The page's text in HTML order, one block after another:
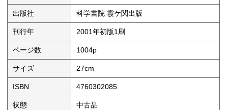
スレ、キズ、ヤケ、汚れ、使用感などあります
おりますのでご確認ください
出版社 科学書院 霞ケ関出版
刊行年 2001年初版1刷
ページ数 1004p
サイズ 27cm
ISBN 4760302085
状態 中古品